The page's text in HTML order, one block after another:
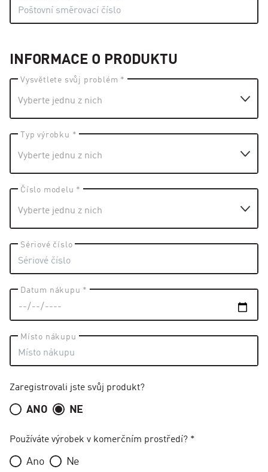
INFORMACE O PRODUKTU
Vysvětlete svůj problém *
Typ výrobku *
Číslo modelu *
Sériové číslo
Datum nákupu *
Místo nákupu
Zaregistrovali jste svůj produkt?
ANO NE
Používáte výrobek v komerčním prostředí? *
Ano Ne